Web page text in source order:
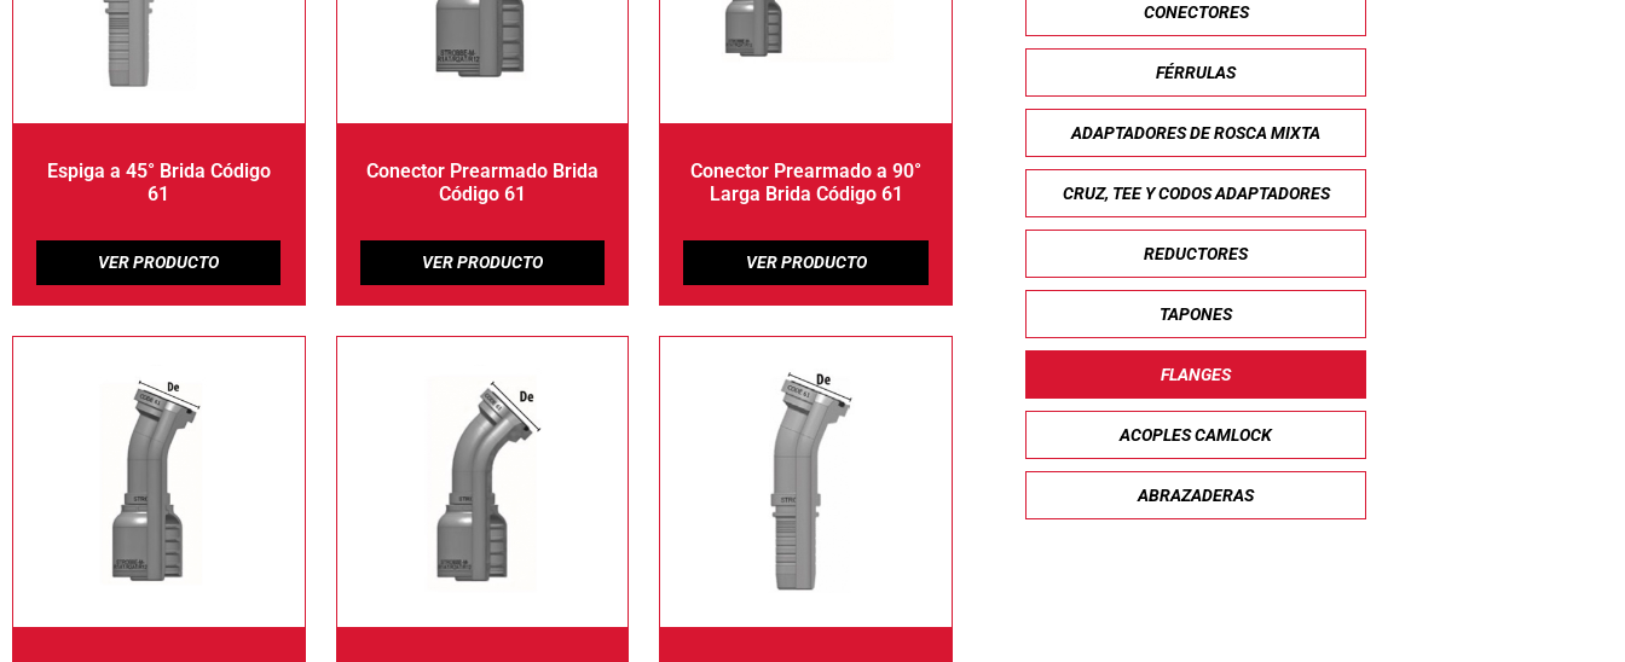
Espiga a 45° Brida Código
61
Conector Prearmado Brida
Código 61
Conector Prearmado a 90°
Larga Brida Código 61
CONECTORES
FÉRRULAS
ADAPTADORES DE ROSCA MIXTA
CRUZ, TEE Y CODOS ADAPTADORES
REDUCTORES
TAPONES
FLANGES
ACOPLES CAMLOCK
ABRAZADERAS